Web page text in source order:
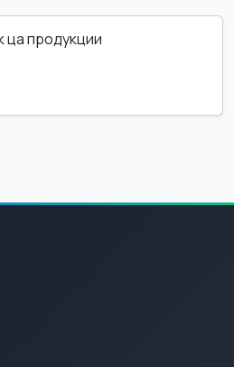
ца продукции